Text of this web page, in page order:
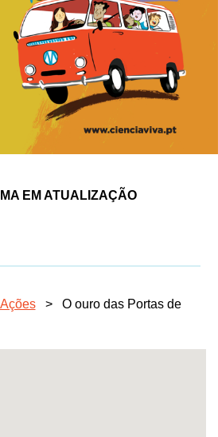
EM ATUALIZAÇÃO
>
O ouro das Portas de